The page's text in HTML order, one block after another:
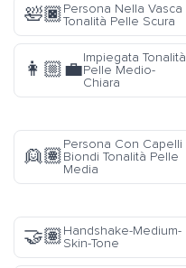
🛀🏿Persona Nella Vasca
Tonalità Pelle Scura
👩🏼‍💼
Impiegata Tonalità
Pelle Medio-
Chiara
👱🏽
Persona Con Capelli
Biondi Tonalità Pelle
Media
🤝🏽Handshake-Medium-
Skin-Tone